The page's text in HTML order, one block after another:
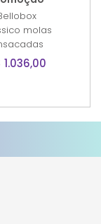
molas
1.036,00